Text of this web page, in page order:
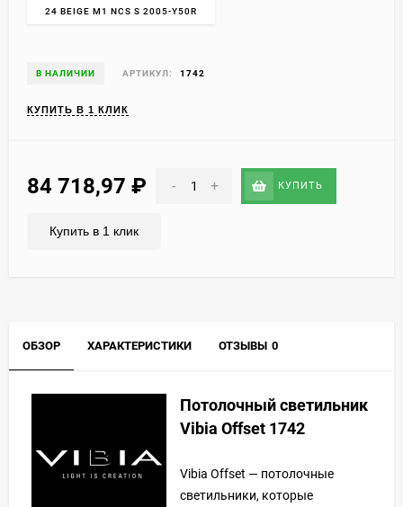
24 BEIGE M1 NCS S 2005-Y50R
В НАЛИЧИИ АРТИКУЛ: 1742
КУПИТЬ В 1 КЛИК
84 718,97 ₽ - + КУПИТЬ
Купить в 1 клик
ОБЗОР ХАРАКТЕРИСТИКИ ОТЗЫВЫ 0
Потолочный светильник
Vibia Offset 1742
Vibia Offset — потолочные
светильники, которые